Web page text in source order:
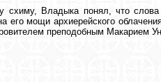
схиму, Владыка понял, что
его мощи архиерейского
преподобным Макарием